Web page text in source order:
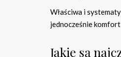
Właściwa i
jednocześnie
Jakie są